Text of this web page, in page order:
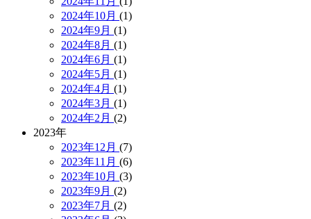
2024年10月 (1)
2024年9月 (1)
2024年8月 (1)
2024年6月 (1)
2024年5月 (1)
2024年4月 (1)
2024年3月 (1)
2024年2月 (2)
2023年
2023年12月 (7)
2023年11月 (6)
2023年10月 (3)
2023年9月 (2)
2023年7月 (2)